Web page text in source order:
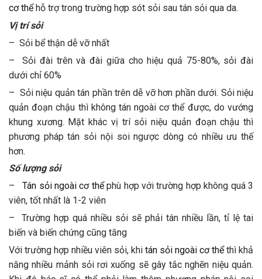
cơ thểhỗ trợ trong trường hợp sót sỏi sau tán sỏi qua da.
Vị trí sỏi
– Sỏi bể thận dễ vỡ nhất
– Sỏi đài trên và đài giữa cho hiệu quả 75-80%, sỏi đài
dưới chỉ 60%
– Sỏi niệu quản tán phần trên dễ vỡ hơn phần dưới. Sỏi niệu
quản đoạn chậu thì không tán ngoài cơ thể được, do vướng
khung xương. Mặt khác vị trí sỏi niệu quản đoạn chậu thì
phương pháp tán sỏi nội soi ngược dòng có nhiều ưu thế
hơn.
Số lượng sỏi
–Tán sỏi ngoài cơ thểphù hợp với trường hợp không quá 3
viên, tốt nhất là 1-2 viên
– Trường hợp quá nhiều sỏi sẽ phải tán nhiều lần, tỉ lệ tai
biến và biến chứng cũng tăng
Với trường hợp nhiều viên sỏi, khi tán sỏi ngoài cơ thểthì khả
năng nhiều mảnh sỏi rơi xuống sẽ gây tắc nghẽn niệu quản.